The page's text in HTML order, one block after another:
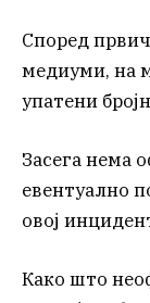
Според
медиуми, на
упатени
Засега нема
евентуално
овој
Како што